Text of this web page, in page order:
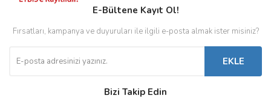
E-Bültene Kayıt Ol!
Fırsatları, kampanya ve duyuruları ile ilgili e-posta almak ister misiniz?
EKLE
Bizi Takip Edin